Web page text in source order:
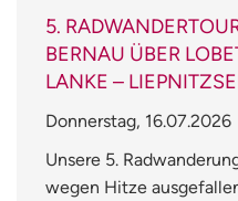
5.
BERNAU ÜBER
LANKE –
Donnerstag, 16.07.2026
Unsere 5.
wegen Hitze